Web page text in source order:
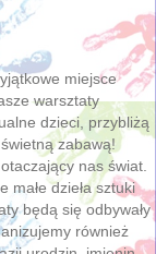
miejsce
warsztaty
dzieci, przybliżą
zabawą!
nas świat.
dzieła sztuki
będą się odbywały
również